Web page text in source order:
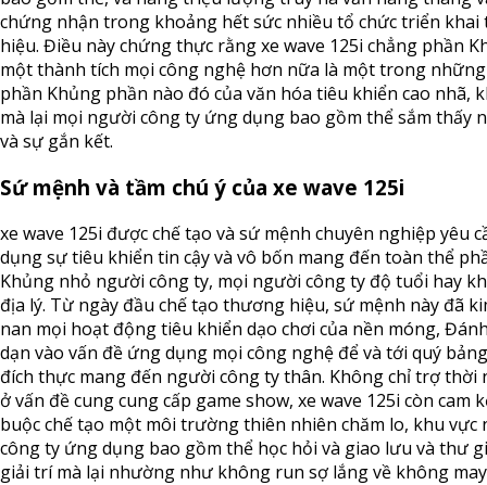
chứng nhận trong khoảng hết sức nhiều tổ chức triển
hiệu. Điều này chứng thực rằng xe wave 125i chẳng phần
một thành tích mọi công nghệ hơn nữa là một trong
phần Khủng phần nào đó của văn hóa tiêu khiển cao nhã,
mà lại mọi người công ty ứng dụng bao gồm thể sắm thấy
và sự gắn kết.
Sứ mệnh và tầm chú ý của xe wave 125i
xe wave 125i được chế tạo và sứ mệnh chuyên nghiệp yêu
dụng sự tiêu khiển tin cậy và vô bốn mang đến toàn thể
Khủng nhỏ người công ty, mọi người công ty độ tuổi hay
địa lý. Từ ngày đầu chế tạo thương hiệu, sứ mệnh này đã
nan mọi hoạt động tiêu khiển dạo chơi của nền móng,
dạn vào vấn đề ứng dụng mọi công nghệ để và tới quý
đích thực mang đến người công ty thân. Không chỉ trợ thời
ở vấn đề cung cung cấp game show, xe wave 125i còn cam
buộc chế tạo một môi trường thiên nhiên chăm lo, khu vực
công ty ứng dụng bao gồm thể học hỏi và giao lưu và thư
giải trí mà lại nhường như không run sợ lắng về không